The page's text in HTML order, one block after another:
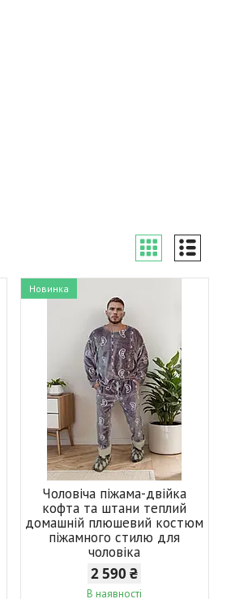
Новинка
Чоловіча піжама-двійка
кофта та штани теплий
домашній плюшевий костюм
піжамного стилю для
чоловіка
2 590 ₴
В наявності